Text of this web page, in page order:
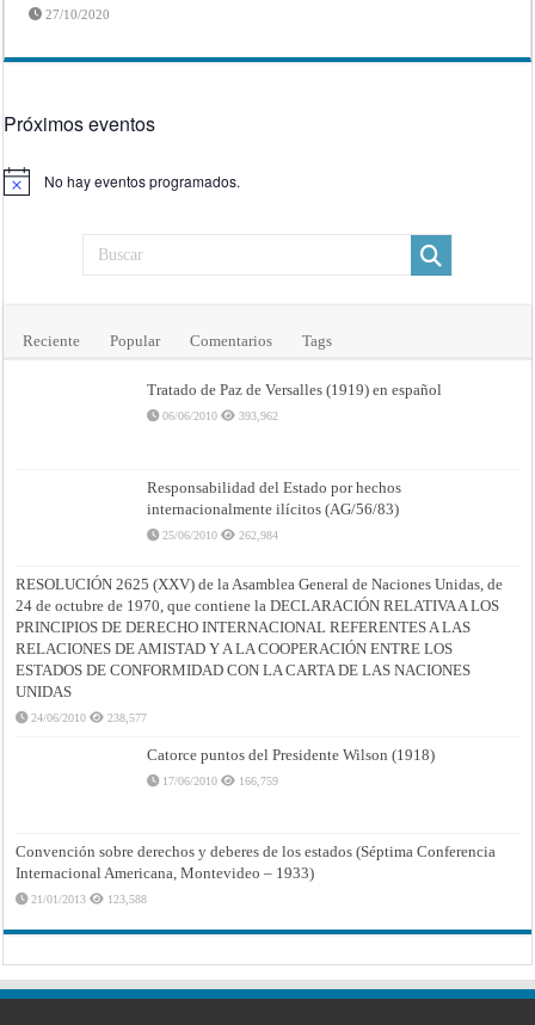
27/10/2020
Próximos eventos
Aviso No hay eventos programados.
Reciente Popular Comentarios Tags
Tratado de Paz de Versalles (1919) en español
06/06/2010 393,962
Responsabilidad del Estado por hechos
internacionalmente ilícitos (AG/56/83)
25/06/2010 262,984
RESOLUCIÓN 2625 (XXV) de la Asamblea General de Naciones Unidas, de
24 de octubre de 1970, que contiene la DECLARACIÓN RELATIVA A LOS
PRINCIPIOS DE DERECHO INTERNACIONAL REFERENTES A LAS
RELACIONES DE AMISTAD Y A LA COOPERACIÓN ENTRE LOS
ESTADOS DE CONFORMIDAD CON LA CARTA DE LAS NACIONES
UNIDAS
24/06/2010 238,577
Catorce puntos del Presidente Wilson (1918)
17/06/2010 166,759
Convención sobre derechos y deberes de los estados (Séptima Conferencia
Internacional Americana, Montevideo – 1933)
21/01/2013 123,588